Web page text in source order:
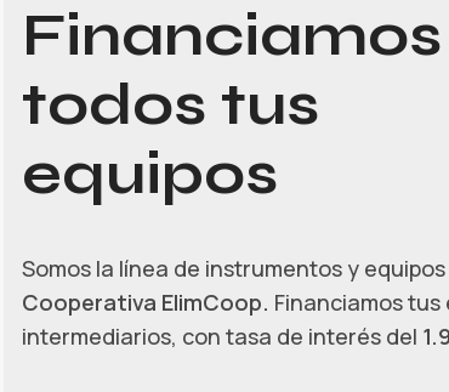
Financiamos
todos tus
equipos
Somos la línea de instrumentos y
Cooperativa ElimCoop. Financiamos tus
intermediarios, con tasa de interés del